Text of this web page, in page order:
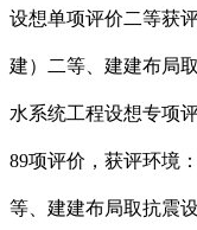
设想单项评价二等获
建）二等、建建布局
水系统工程设想专项
89项评价，获评环境
等、建建布局取抗震